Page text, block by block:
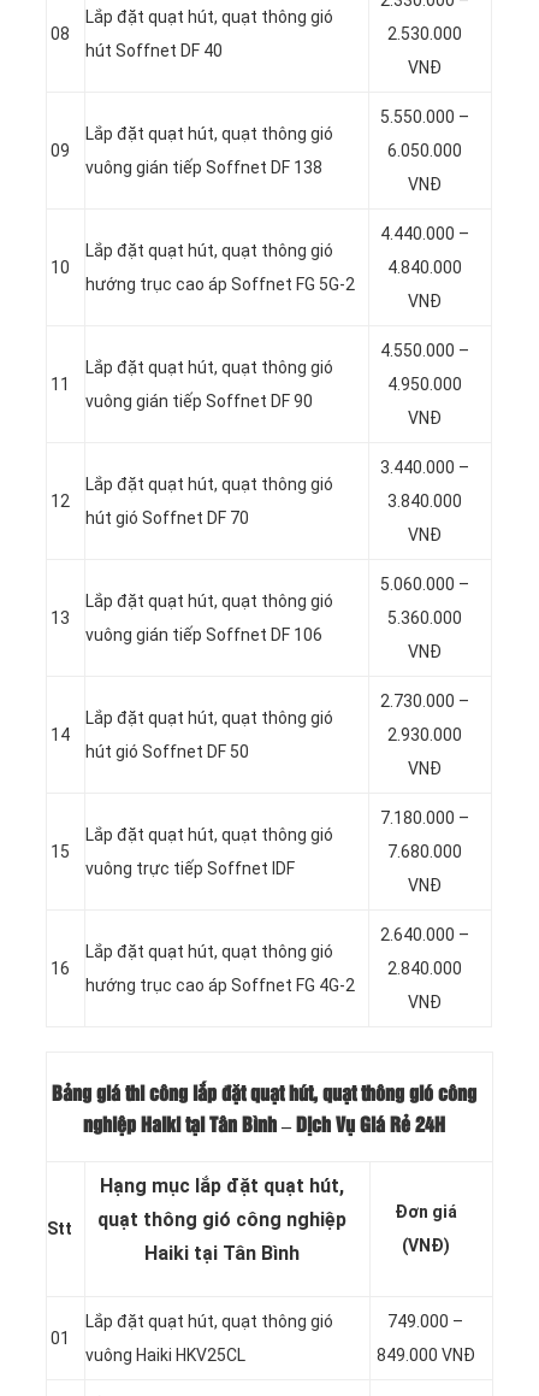
08
Lắp đặt quạt hút, quạt thông gió
hút Soffnet DF 40
2.530.000
VNĐ
09
Lắp đặt quạt hút, quạt thông gió
vuông gián tiếp Soffnet DF 138
5.550.000 –
6.050.000
VNĐ
10
Lắp đặt quạt hút, quạt thông gió
hướng trục cao áp Soffnet FG 5G-2
4.440.000 –
4.840.000
VNĐ
11
Lắp đặt quạt hút, quạt thông gió
vuông gián tiếp Soffnet DF 90
4.550.000 –
4.950.000
VNĐ
12
Lắp đặt quạt hút, quạt thông gió
hút gió Soffnet DF 70
3.440.000 –
3.840.000
VNĐ
13
Lắp đặt quạt hút, quạt thông gió
vuông gián tiếp Soffnet DF 106
5.060.000 –
5.360.000
VNĐ
14
Lắp đặt quạt hút, quạt thông gió
hút gió Soffnet DF 50
2.730.000 –
2.930.000
VNĐ
15
Lắp đặt quạt hút, quạt thông gió
vuông trực tiếp Soffnet IDF
7.180.000 –
7.680.000
VNĐ
16
Lắp đặt quạt hút, quạt thông gió
hướng trục cao áp Soffnet FG 4G-2
2.640.000 –
2.840.000
VNĐ
Bảng giá thi công lắp đặt quạt hút, quạt thông gió công
nghiệp Haiki tại Tân Bình – Dịch Vụ Giá Rẻ 24H
Stt
Hạng mục lắp đặt quạt hút,
quạt thông gió công nghiệp
Haiki tại Tân Bình
Đơn giá
(VNĐ)
01
Lắp đặt quạt hút, quạt thông gió
vuông Haiki HKV25CL
749.000 –
849.000 VNĐ